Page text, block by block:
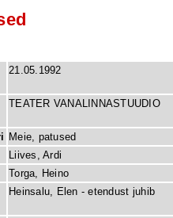
21.05.1992
TEATER VANALINNASTUUDIO
Meie, patused
Liives, Ardi
Torga, Heino
Heinsalu, Elen - etendust juhib